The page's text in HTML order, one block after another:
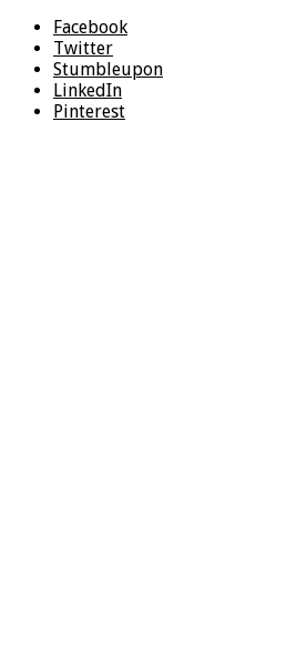
Facebook
Twitter
Stumbleupon
LinkedIn
Pinterest